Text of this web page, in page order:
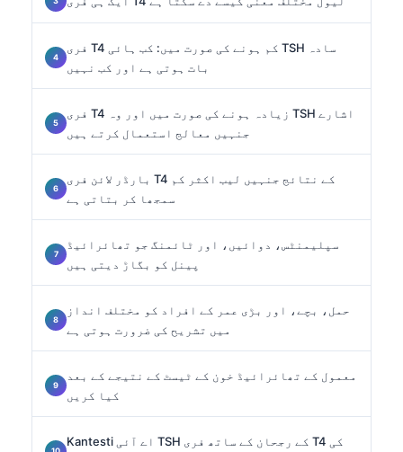
فری T4 کم ہونے کی صورت میں: کب ہائی TSH سادہ
بات ہوتی ہے اور کب نہیں
فری T4 زیادہ ہونے کی صورت میں اور وہ TSH اشارے
جنہیں معالج استعمال کرتے ہیں
بارڈر لائن فری T4 کے نتائج جنہیں لیب اکثر کم
سمجھا کر بتاتی ہے
سپلیمنٹس، دوائیں، اور ٹائمنگ جو تھائرائیڈ
پینل کو بگاڑ دیتی ہیں
حمل، بچے، اور بڑی عمر کے افراد کو مختلف انداز
میں تشریح کی ضرورت ہوتی ہے
معمول کے تھائرائیڈ خون کے ٹیسٹ کے نتیجے کے بعد
کیا کریں
Kantesti اے آئی TSH کے رجحان کے ساتھ فری T4 کی